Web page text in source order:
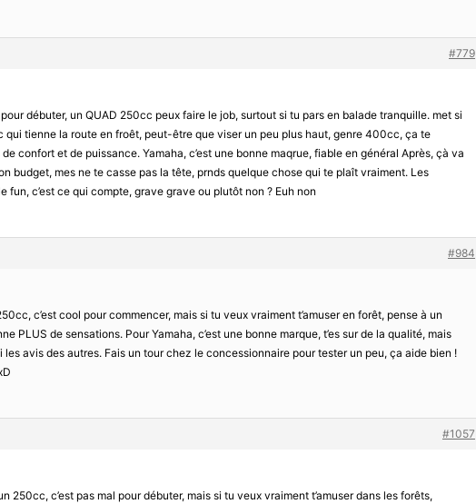
#779
débuter, un QUAD 250cc peux faire le job, surtout si tu pars en balade tranquille. met si
qui tienne la route en froêt, peut-être que viser un peu plus haut, genre 400cc, ça te
confort et de puissance. Yamaha, c’est une bonne maqrue, fiable en général Après, çà va
budget, mes ne te casse pas la tête, prnds quelque chose qui te plaît vraiment. Les
fun, c’est ce qui compte, grave grave ou plutôt non ? Euh non
#984
c’est cool pour commencer, mais si tu veux vraiment t’amuser en forêt, pense à un
PLUS de sensations. Pour Yamaha, c’est une bonne marque, t’es sur de la qualité, mais
les avis des autres. Fais un tour chez le concessionnaire pour tester un peu, ça aide bien !
#1057
250cc, c’est pas mal pour débuter, mais si tu veux vraiment t’amuser dans les forêts,